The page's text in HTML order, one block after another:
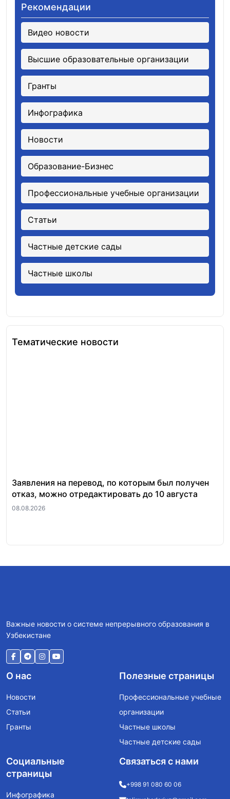
Рекомендации
Видео новости
Высшие образовательные организации
Гранты
Инфографика
Новости
Образование-Бизнес
Профессиональные учебные организации
Статьи
Частные детские сады
Частные школы
Тематические новости
Заявления на перевод, по которым был получен
отказ, можно отредактировать до 10 августа
08.08.2026
Важные новости о системе непрерывного образования в
Узбекистане
О нас
Новости
Статьи
Гранты
Полезные страницы
Профессиональные учебные
организации
Частные школы
Частные детские сады
Социальные
страницы
Инфографика
Связаться с нами
+998 91 080 60 06